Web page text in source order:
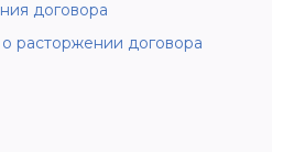
договора
расторжении договора